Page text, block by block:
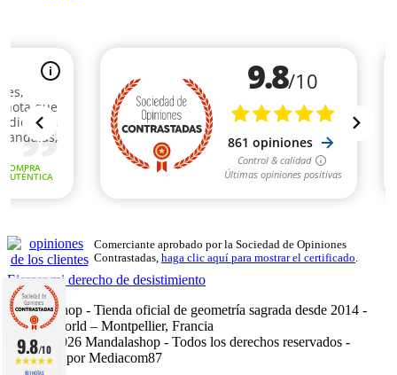
Comerciante aprobado por la Sociedad de Opiniones
Contrastadas, haga clic aquí para mostrar el certificado
Ejercer mi derecho de desistimiento
Mandalashop - Tienda oficial de geometría sagrada desde 2014 -
Sarl Uniworld – Montpellier, Francia
©2014–2026 Mandalashop - Todos los derechos reservados -
Fabricado por Mediacom87
9.8/10
861 NOTAS